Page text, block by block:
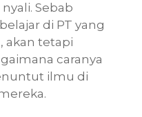
Sebab
di PT yang
akan tetapi
caranya
ilmu di